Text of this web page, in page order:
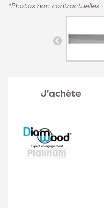
*Photos non contractuelles
J'achète